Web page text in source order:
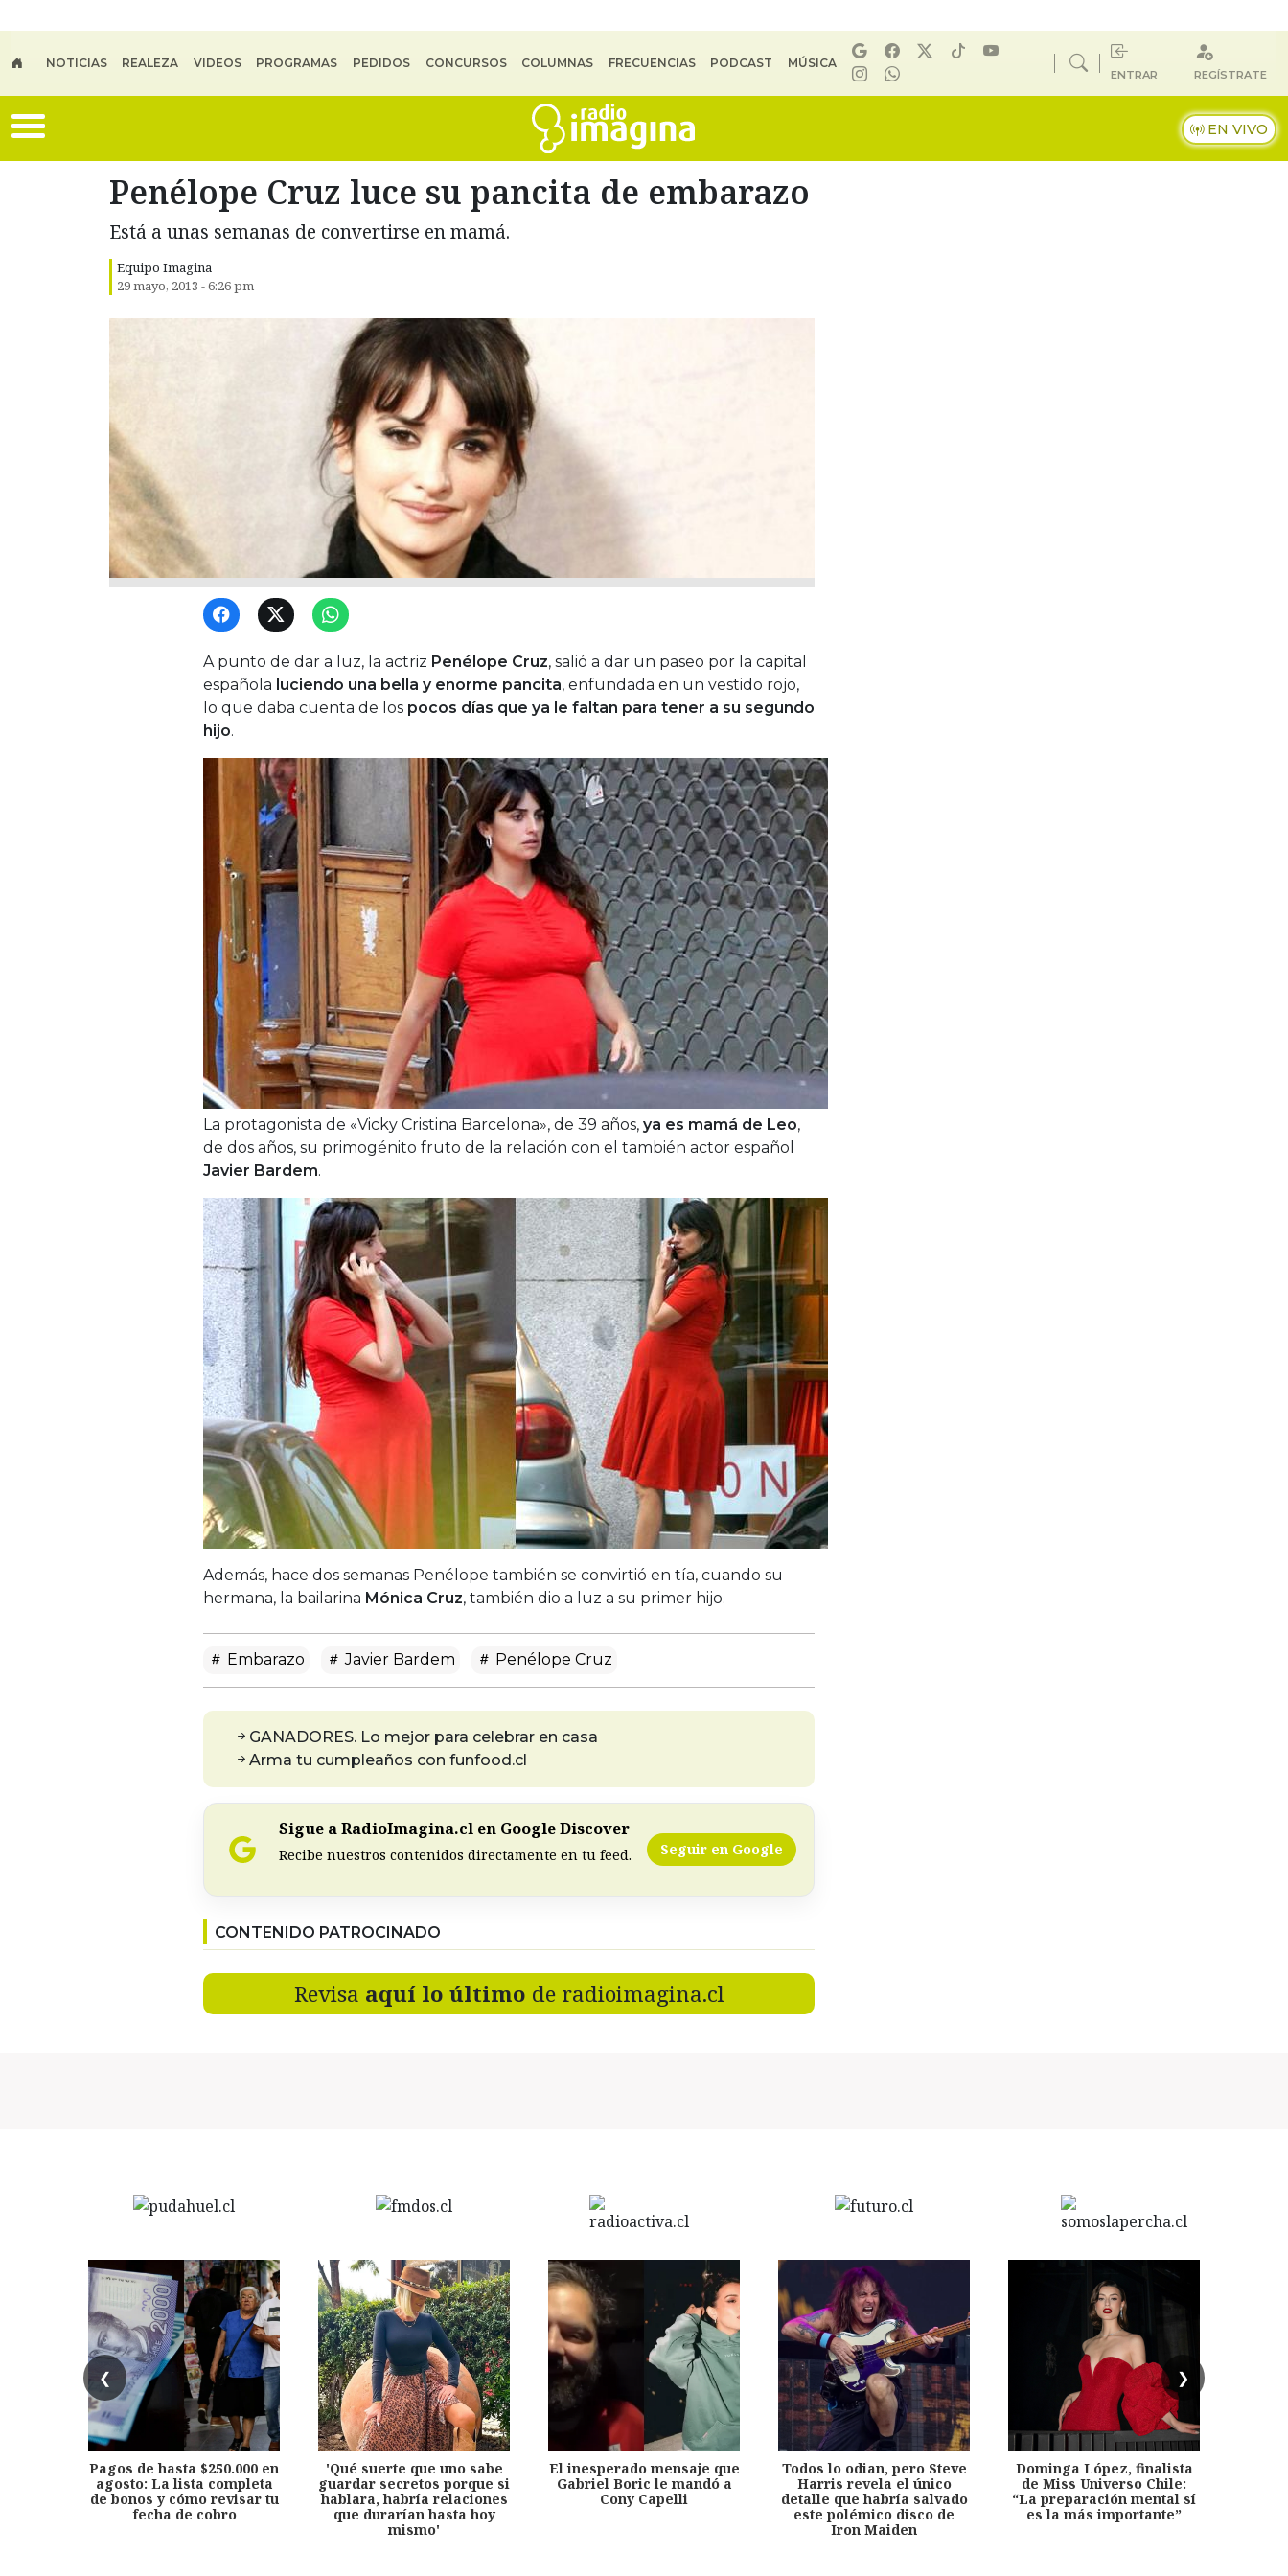
NOTICIAS REALEZA VIDEOS PROGRAMAS PEDIDOS CONCURSOS COLUMNAS FRECUENCIAS PODCAST MÚSICA
ENTRAR REGÍSTRATE
EN VIVO
Penélope Cruz luce su pancita de embarazo
Está a unas semanas de convertirse en mamá.
Equipo Imagina
29 mayo, 2013 - 6:26 pm
A punto de dar a luz, la actriz Penélope Cruz, salió a dar un paseo por la capital
española luciendo una bella y enorme pancita, enfundada en un vestido rojo,
lo que daba cuenta de los pocos días que ya le faltan para tener a su segundo
hijo.
La protagonista de «Vicky Cristina Barcelona», de 39 años, ya es mamá de Leo,
de dos años, su primogénito fruto de la relación con el también actor español
Javier Bardem.
Además, hace dos semanas Penélope también se convirtió en tía, cuando su
hermana, la bailarina Mónica Cruz, también dio a luz a su primer hijo.
Embarazo Javier Bardem Penélope Cruz
GANADORES. Lo mejor para celebrar en casa
Arma tu cumpleaños con funfood.cl
Sigue a RadioImagina.cl en Google Discover
Recibe nuestros contenidos directamente en tu feed. Seguir en Google
CONTENIDO PATROCINADO
Revisa aquí lo último de radioimagina.cl
❮ ❯
Pagos de hasta $250.000 en
agosto: La lista completa
de bonos y cómo revisar tu
fecha de cobro
'Qué suerte que uno sabe
guardar secretos porque si
hablara, habría relaciones
que durarían hasta hoy
mismo'
El inesperado mensaje que
Gabriel Boric le mandó a
Cony Capelli
Todos lo odian, pero Steve
Harris revela el único
detalle que habría salvado
este polémico disco de
Iron Maiden
Dominga López, finalista
de Miss Universo Chile:
“La preparación mental sí
es la más importante”